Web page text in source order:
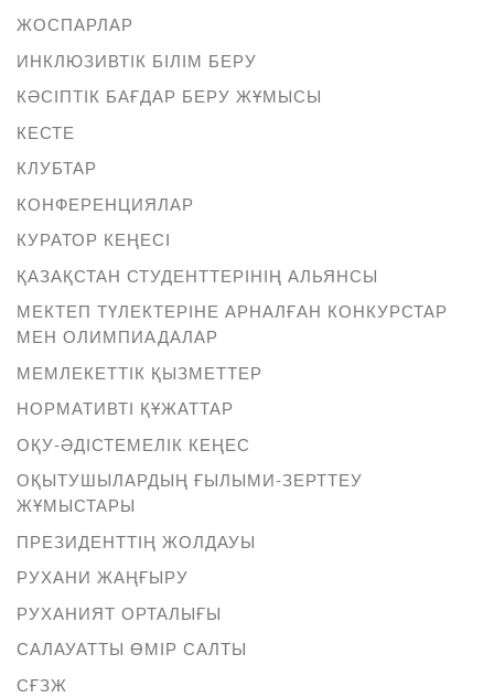
ЖОСПАРЛАР
ИНКЛЮЗИВТІК БІЛІМ БЕРУ
КӘСІПТІК БАҒДАР БЕРУ ЖҰМЫСЫ
КЕСТЕ
КЛУБТАР
КОНФЕРЕНЦИЯЛАР
КУРАТОР КЕҢЕСІ
ҚАЗАҚСТАН СТУДЕНТТЕРІНІҢ АЛЬЯНСЫ
МЕКТЕП ТҮЛЕКТЕРІНЕ АРНАЛҒАН КОНКУРСТАР
МЕН ОЛИМПИАДАЛАР
МЕМЛЕКЕТТІК ҚЫЗМЕТТЕР
НОРМАТИВТІ ҚҰЖАТТАР
ОҚУ-ӘДІСТЕМЕЛІК КЕҢЕС
ОҚЫТУШЫЛАРДЫҢ ҒЫЛЫМИ-ЗЕРТТЕУ
ЖҰМЫСТАРЫ
ПРЕЗИДЕНТТІҢ ЖОЛДАУЫ
РУХАНИ ЖАҢҒЫРУ
РУХАНИЯТ ОРТАЛЫҒЫ
САЛАУАТТЫ ӨМІР САЛТЫ
СҒЗЖ